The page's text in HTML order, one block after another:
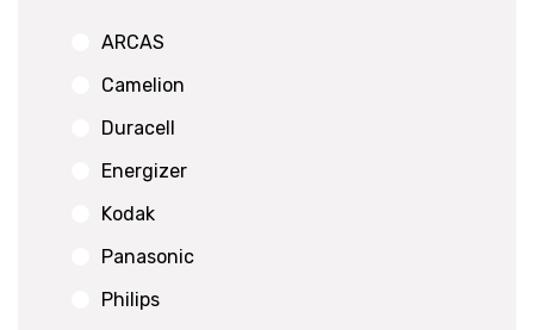
ARCAS
Camelion
Duracell
Energizer
Kodak
Panasonic
Philips